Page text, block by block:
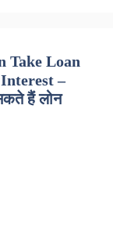
Take Loan
–
हैं लोन